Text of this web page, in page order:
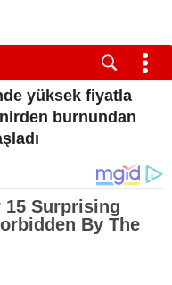
yüksek fiyatla
burnundan